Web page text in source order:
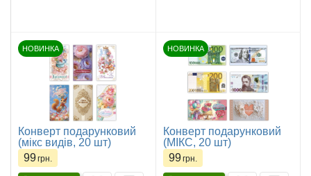
НОВИНКА
Конверт подарунковий
(мікс видів, 20 шт)
99грн.
НОВИНКА
Конверт подарунковий
(МІКС, 20 шт)
99грн.